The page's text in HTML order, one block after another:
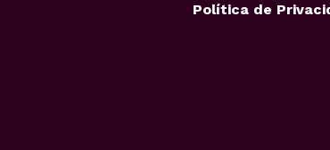
Política de